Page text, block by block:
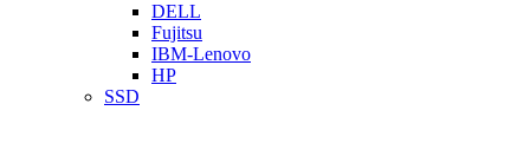
DELL
Fujitsu
IBM-Lenovo
HP
SSD